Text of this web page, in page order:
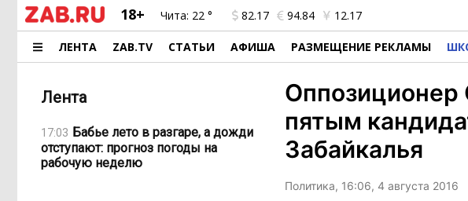
18+ Чита: 22 ° 82.17 94.84 12.17
ЛЕНТА ZAB.TV СТАТЬИ АФИША РАЗМЕЩЕНИЕ РЕКЛАМЫ
Лента
17:03 Бабье лето в разгаре, а дожди
отступают: прогноз погоды на
рабочую неделю
Оппозиционер
пятым
Забайкалья
Политика, 16:06, 4 августа 2016